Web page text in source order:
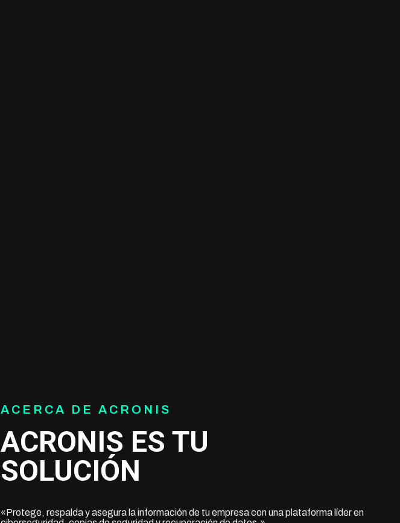
ACERCA DE ACRONIS
ACRONIS ES TU
SOLUCIÓN
«Protege, respalda y asegura la información de tu empresa con una plataforma líder en